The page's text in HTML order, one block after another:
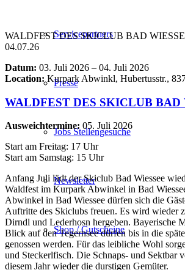
Servicepartners
Presse
Jobs Stellengesuche
Newsletter
Shop / Gutscheine
WALDFEST DES SKICLUB BAD
04.07.26
Datum: 03. Juli 2026 – 04. Juli 2026
Location: Kurpark Abwinkl, Hubertusstr.,
WALDFEST DES SKICLUB BAD
Ausweichtermine: 05. Juli 2026
Start am Freitag: 17 Uhr
Start am Samstag: 15 Uhr
Anfang Juli lädt der Skiclub Bad Wiessee
Waldfest im Kurpark Abwinkel in Bad
Abwinkel in Bad Wiessee dürfen sich die
Auftritte des Skiclubs freuen. Es wird wieder
Dirndl und Lederhosn hergeben. Bayerische
Blick auf den Tegernsee dürfen bis in die
genossen werden. Für das leibliche Wohl
und Steckerlfisch. Die Schnaps- und Sektbar
diesem Jahr wieder die durstigen Gemüter.